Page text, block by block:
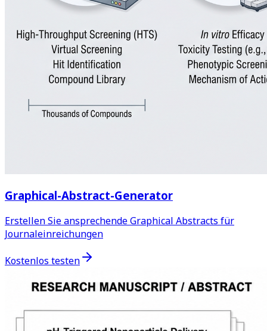
Graphical-Abstract-Generator
Erstellen Sie ansprechende Graphical Abstracts für
Journaleinreichungen
Kostenlos testen